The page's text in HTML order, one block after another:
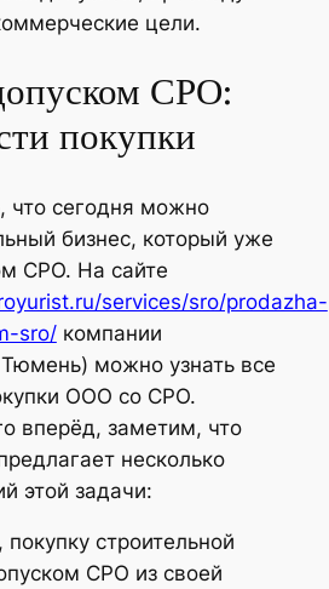
цели.
СРО:
покупки
что сегодня можно
бизнес, который уже
СРО. На сайте
services/sro/prodazha-
sro/компании
можно узнать все
ООО со СРО.
вперёд, заметим, что
несколько
этой задачи:
строительной
СРО из своей